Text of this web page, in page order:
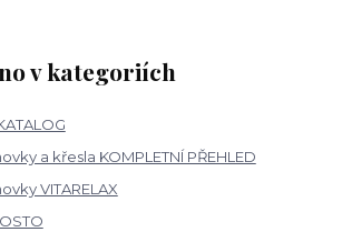
v kategoriích
a křesla KOMPLETNÍ PŘEHLED
VITARELAX